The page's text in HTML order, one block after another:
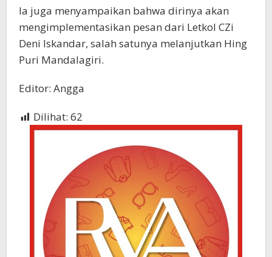
Ia juga menyampaikan bahwa dirinya akan
mengimplementasikan pesan dari Letkol CZi
Deni Iskandar, salah satunya melanjutkan Hing
Puri Mandalagiri.
Editor: Angga
Dilihat: 62